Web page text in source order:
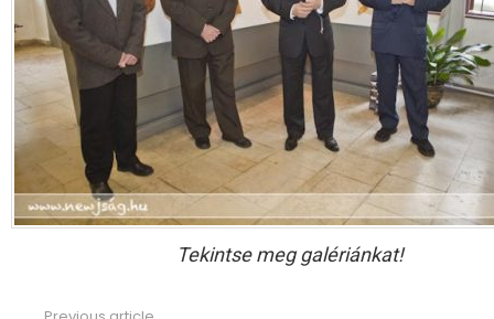
Tekintse meg galériánkat!